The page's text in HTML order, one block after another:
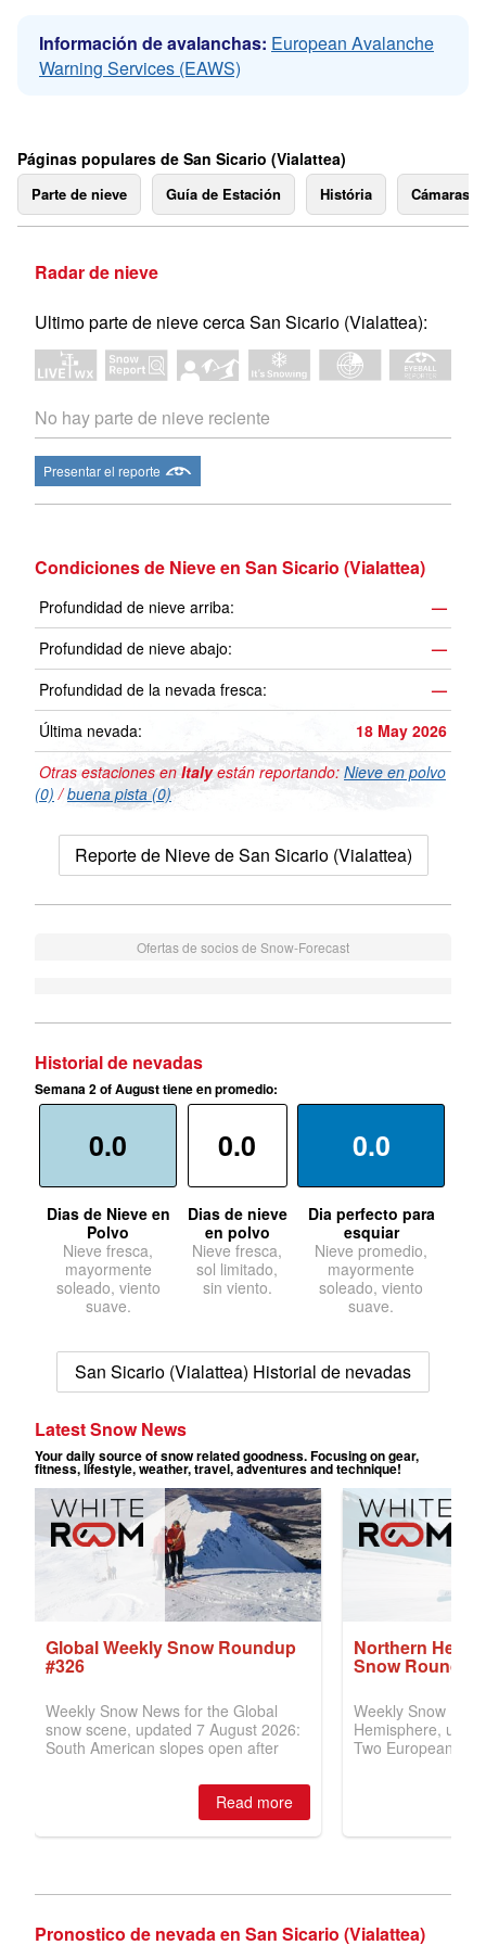
Información de avalanchas: European Avalanche
Warning Services (EAWS)
Páginas populares de San Sicario (Vialattea)
Parte de nieve Guía de Estación História Cámaras
Radar de nieve
Ultimo parte de nieve cerca San Sicario (Vialattea):
No hay parte de nieve reciente
Presentar el reporte
Condiciones de Nieve en San Sicario (Vialattea)
Profundidad de nieve arriba:
—
Profundidad de nieve abajo:
—
Profundidad de la nevada fresca:
—
Última nevada:
18 May 2026
Otras estaciones enItalyestán reportando: Nieve en polvo
(0) /buena pista (0)
Reporte de Nieve de San Sicario (Vialattea)
Ofertas de socios de Snow-Forecast
Historial de nevadas
Semana 2 of August tiene en promedio:
0.0
Dias de Nieve en
Polvo
Nieve fresca,
mayormente
soleado, viento
suave.
0.0
Dias de nieve
en polvo
Nieve fresca,
sol limitado,
sin viento.
0.0
Dia perfecto para
esquiar
Nieve promedio,
mayormente
soleado, viento
suave.
San Sicario (Vialattea) Historial de nevadas
Pronostico de nevada en San Sicario (Vialattea)